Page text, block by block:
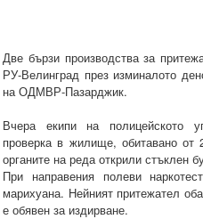
Две бързи производства за
РУ-Велинград през изминалото
на ОДМВР-Пазарджик.
Вчера екипи на полицейското
проверка в жилище, обитавано от
органите на реда открили стъклен
При направения полеви
марихуана. Нейният притежател
е обявен за издирване.